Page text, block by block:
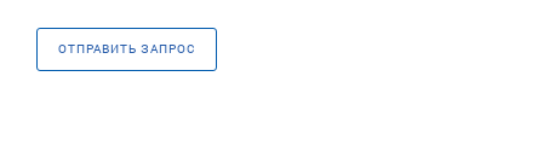
ОТПРАВИТЬ ЗАПРОС